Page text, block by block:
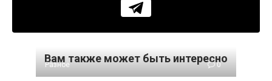
Вам также может быть интересно
Разное 0